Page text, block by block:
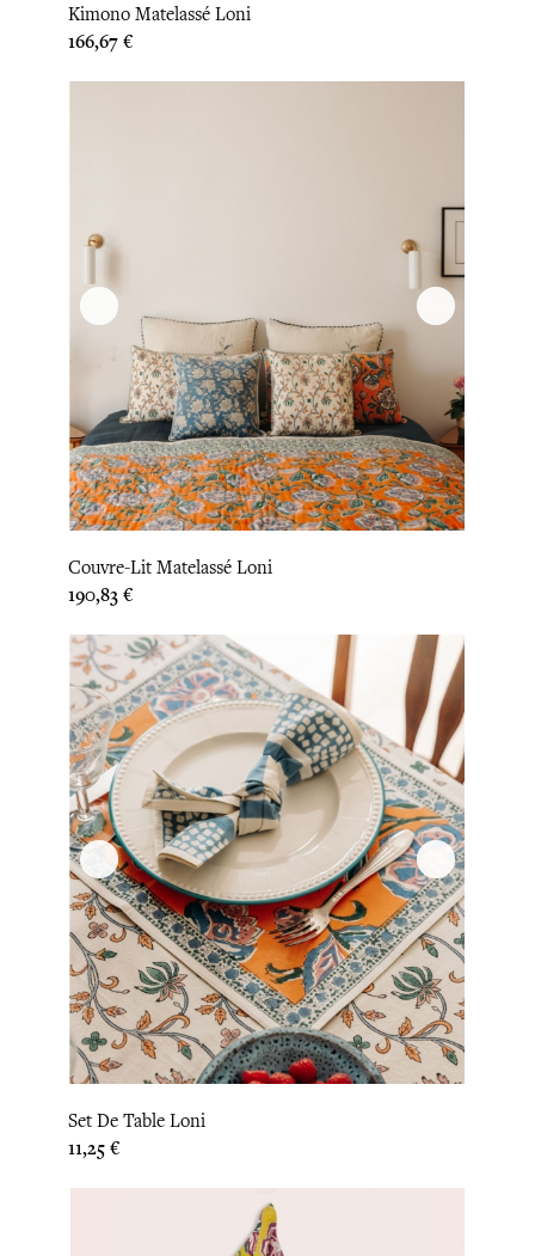
Kimono Matelassé Loni
Prix
166,67 €
Couvre-Lit Matelassé Loni
Prix
190,83 €
Set De Table Loni
Prix
11,25 €